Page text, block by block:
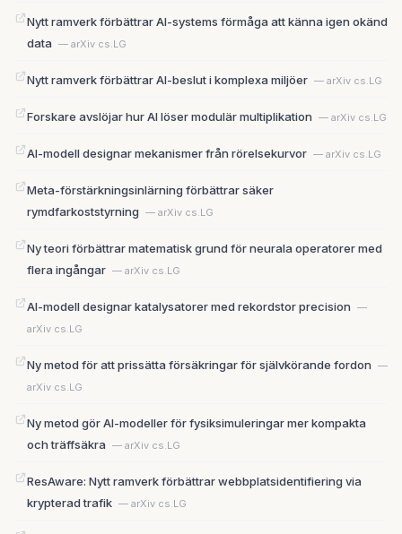
Nytt ramverk förbättrar AI-systems förmåga att känna igen okänd
data — arXiv cs.LG
Nytt ramverk förbättrar AI-beslut i komplexa miljöer — arXiv cs.LG
Forskare avslöjar hur AI löser modulär multiplikation — arXiv cs.LG
AI-modell designar mekanismer från rörelsekurvor — arXiv cs.LG
Meta-förstärkningsinlärning förbättrar säker
rymdfarkoststyrning — arXiv cs.LG
Ny teori förbättrar matematisk grund för neurala operatorer med
flera ingångar — arXiv cs.LG
AI-modell designar katalysatorer med rekordstor precision —
arXiv cs.LG
Ny metod för att prissätta försäkringar för självkörande fordon —
arXiv cs.LG
Ny metod gör AI-modeller för fysiksimuleringar mer kompakta
och träffsäkra — arXiv cs.LG
ResAware: Nytt ramverk förbättrar webbplatsidentifiering via
krypterad trafik — arXiv cs.LG